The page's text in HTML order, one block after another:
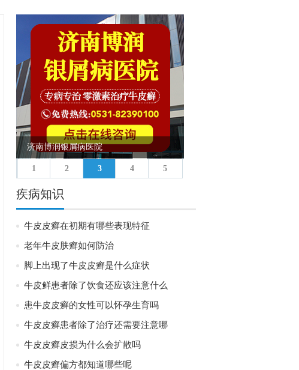
济南博润银屑病医院
1 2 3 4 5
疾病知识
牛皮皮癣在初期有哪些表现特征
老年牛皮肤癣如何防治
脚上出现了牛皮皮癣是什么症状
牛皮鲜患者除了饮食还应该注意什么
患牛皮皮癣的女性可以怀孕生育吗
牛皮皮癣患者除了治疗还需要注意哪
牛皮皮癣皮损为什么会扩散吗
牛皮皮癣偏方都知道哪些呢